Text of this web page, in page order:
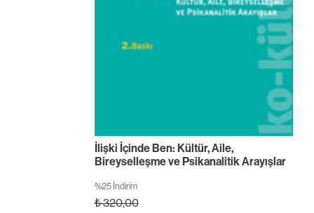
İlişki İçinde Ben: Kültür, Aile,
Bireyselleşme ve Psikanalitik Arayışlar
%25 İndirim
₺320,00